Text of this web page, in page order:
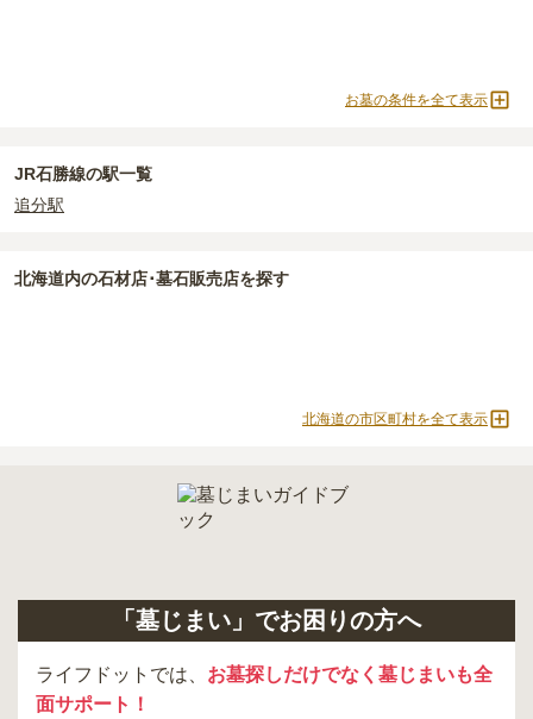
お墓の条件を全て表示
JR石勝線の駅一覧
追分駅
北海道内の石材店･墓石販売店を探す
北海道の市区町村を全て表示
「墓じまい」でお困りの方へ
ライフドットでは、 お墓探しだけでなく墓じまいも全
面サポート！